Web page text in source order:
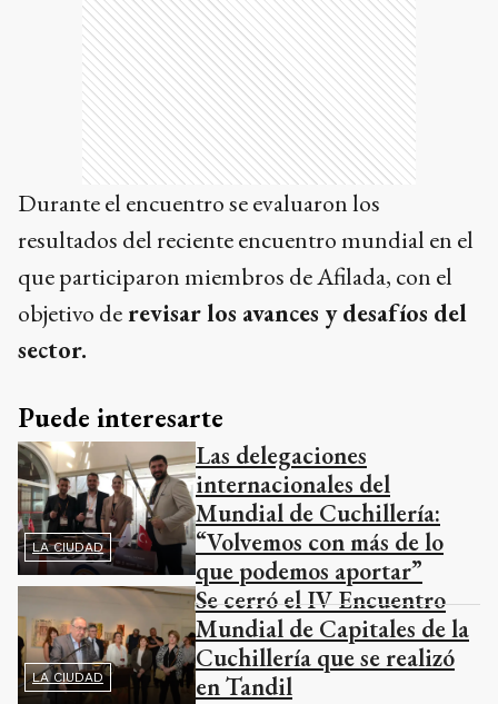
Durante el encuentro se evaluaron los
resultados del reciente encuentro mundial en el
que participaron miembros de Afilada, con el
objetivo derevisar los avances y desafíos del
sector.
Puede interesarte
LA CIUDAD
Las delegaciones
internacionales del
Mundial de Cuchillería:
“Volvemos con más de lo
que podemos aportar”
LA CIUDAD
Se cerró el IV Encuentro
Mundial de Capitales de la
Cuchillería que se realizó
en Tandil